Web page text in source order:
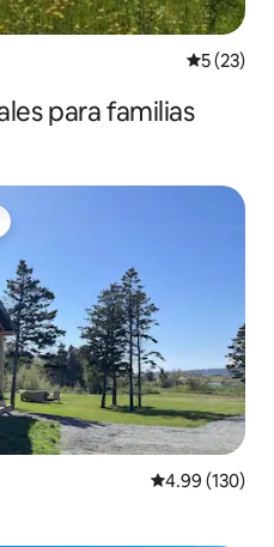
5 (23)
para familias
Calificación
4.99 (130)